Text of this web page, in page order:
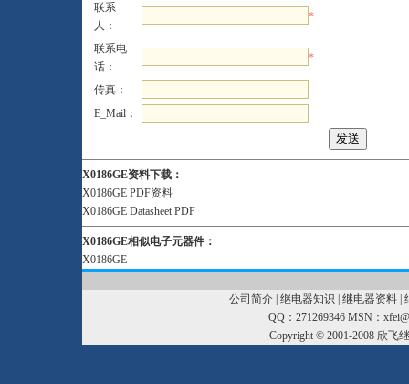
联系
人：
*
联系电
话：
*
传真：
E_Mail：
X0186GE资料下载：
X0186GE PDF资料
X0186GE Datasheet PDF
X0186GE相似电子元器件：
X0186GE
公司简介| 继电器知识 继电器资料|
QQ：271269346 MSN：
Copyright © 2001-2008 欣飞